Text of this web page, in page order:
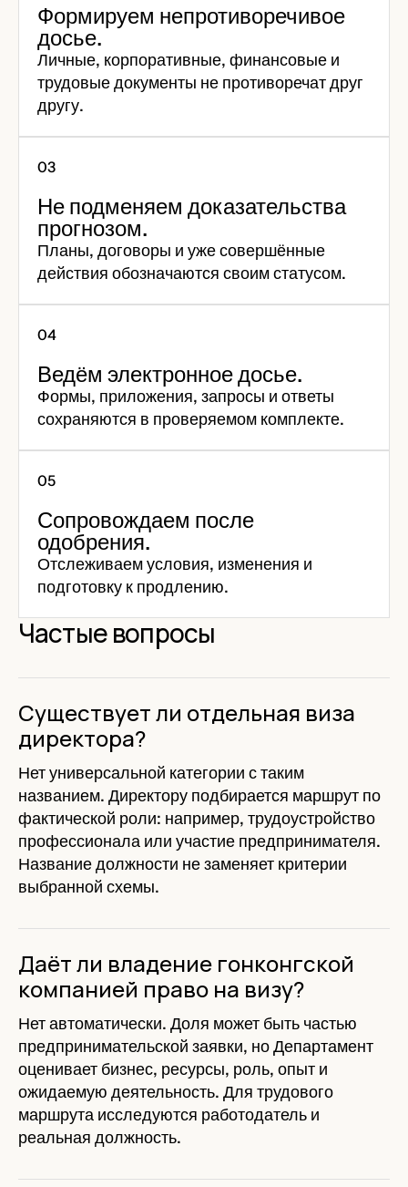
Формируем непротиворечивое
досье.
Личные, корпоративные, финансовые и
трудовые документы не противоречат друг
другу.
Не подменяем доказательства
прогнозом.
Планы, договоры и уже совершённые
действия обозначаются своим статусом.
Ведём электронное досье.
Формы, приложения, запросы и ответы
сохраняются в проверяемом комплекте.
Сопровождаем после
одобрения.
Отслеживаем условия, изменения и
подготовку к продлению.
Частые вопросы
Существует ли отдельная виза
директора?
Нет универсальной категории с таким
названием. Директору подбирается маршрут по
фактической роли: например, трудоустройство
профессионала или участие предпринимателя.
Название должности не заменяет критерии
выбранной схемы.
Даёт ли владение гонконгской
компанией право на визу?
Нет автоматически. Доля может быть частью
предпринимательской заявки, но Департамент
оценивает бизнес, ресурсы, роль, опыт и
ожидаемую деятельность. Для трудового
маршрута исследуются работодатель и
реальная должность.